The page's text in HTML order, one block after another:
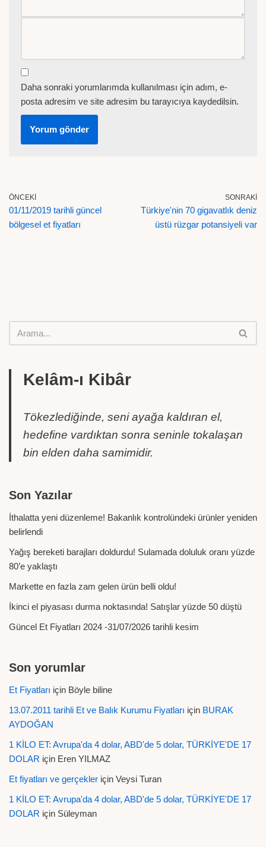
Daha sonraki yorumlarımda kullanılması için adım, e-
posta adresim ve site adresim bu tarayıcıya kaydedilsin.
ÖNCEKI
01/11/2019 tarihli güncel
bölgesel et fiyatları
SONRAKI
Türkiye'nin 70 gigavatlık deniz
üstü rüzgar potansiyeli var
Kelâm-ı Kibâr
Tökezlediğinde, seni ayağa kaldıran el,
hedefine vardıktan sonra seninle tokalaşan
bin elden daha samimidir.
Son Yazılar
İthalatta yeni düzenleme! Bakanlık kontrolündeki ürünler yeniden
belirlendi
Yağış bereketi barajları doldurdu! Sulamada doluluk oranı yüzde
80’e yaklaştı
Markette en fazla zam gelen ürün belli oldu!
İkinci el piyasası durma noktasında! Satışlar yüzde 50 düştü
Güncel Et Fiyatları 2024 -31/07/2026 tarihli kesim
Son yorumlar
Et Fiyatları için Böyle biline
13.07.2011 tarihli Et ve Balık Kurumu Fiyatları için BURAK
AYDOĞAN
1 KİLO ET: Avrupa'da 4 dolar, ABD'de 5 dolar, TÜRKİYE'DE 17
DOLAR için Eren YILMAZ
Et fiyatları ve gerçekler için Veysi Turan
1 KİLO ET: Avrupa'da 4 dolar, ABD'de 5 dolar, TÜRKİYE'DE 17
DOLAR için Süleyman